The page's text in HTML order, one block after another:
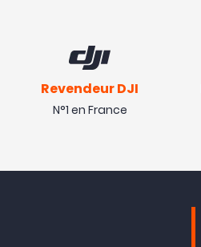
Revendeur DJI
N°1 en France